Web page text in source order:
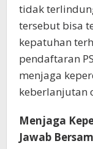
tidak
tersebut bisa
kepatuhan
pendaftaran
menjaga
keberlanjutan
Menjaga
Jawab